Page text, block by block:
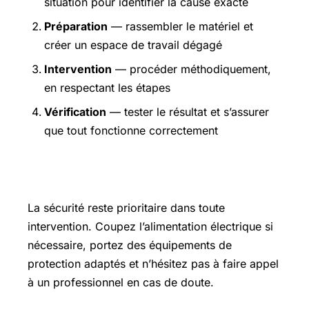
Préparation — rassembler le matériel et
créer un espace de travail dégagé
Intervention — procéder méthodiquement,
en respectant les étapes
Vérification — tester le résultat et s’assurer
que tout fonctionne correctement
La sécurité reste prioritaire dans toute
intervention. Coupez l’alimentation électrique si
nécessaire, portez des équipements de
protection adaptés et n’hésitez pas à faire appel
à un professionnel en cas de doute.